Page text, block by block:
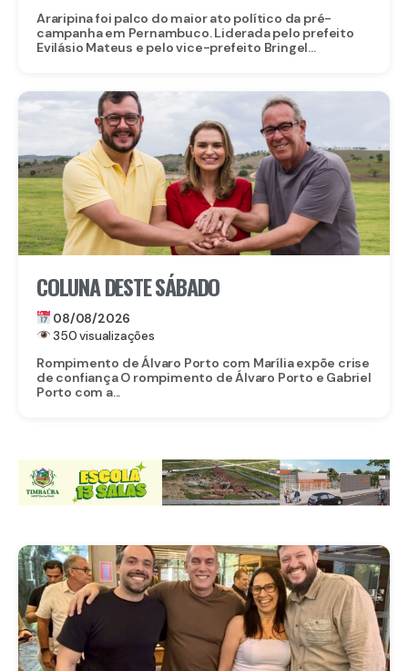
Araripina foi palco do maior ato político da pré-
campanha em Pernambuco. Liderada pelo prefeito
Evilásio Mateus e pelo vice-prefeito Bringel...
COLUNA DESTE SÁBADO
08/08/2026
350 visualizações
Rompimento de Álvaro Porto com Marília expõe crise
de confiança O rompimento de Álvaro Porto e Gabriel
Porto com a...